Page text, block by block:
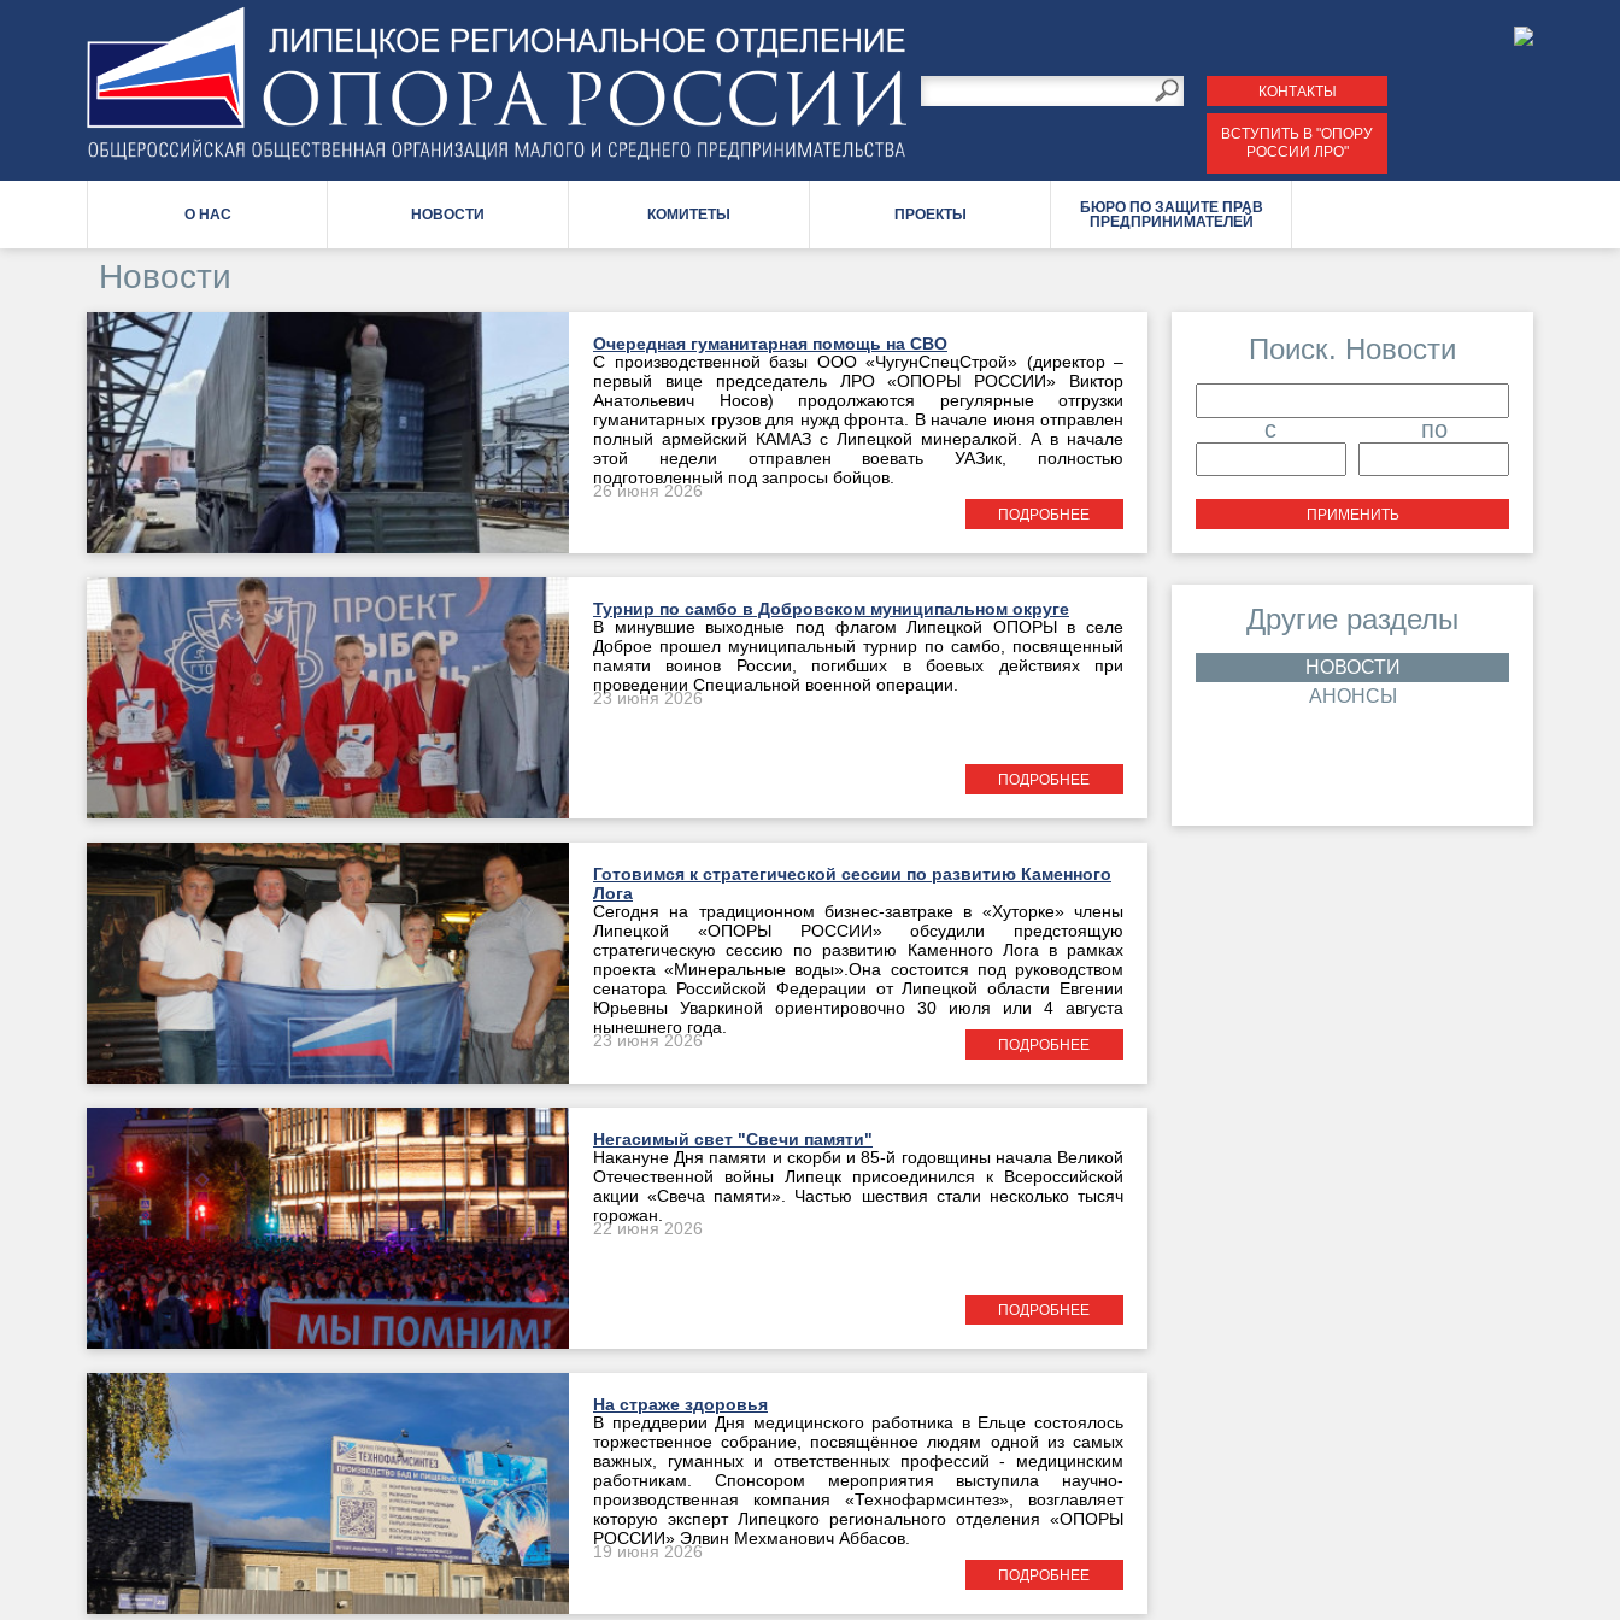
КОНТАКТЫ
ВСТУПИТЬ В "ОПОРУ
РОССИИ ЛРО"
О НАС НОВОСТИ КОМИТЕТЫ ПРОЕКТЫ
БЮРО ПО ЗАЩИТЕ ПРАВ
ПРЕДПРИНИМАТЕЛЕЙ
Новости
Поиск. Новости
c
по
Очередная гуманитарная помощь на СВО
С производственной базы ООО «ЧугунСпецСтрой» (директор –
первый вице председатель ЛРО «ОПОРЫ РОССИИ» Виктор
Анатольевич Носов) продолжаются регулярные отгрузки
гуманитарных грузов для нужд фронта. В начале июня отправлен
полный армейский КАМАЗ с Липецкой минералкой. А в начале
этой недели отправлен воевать УАЗик, полностью
подготовленный под запросы бойцов.
26 июня 2026
ПОДРОБНЕЕ
Турнир по самбо в Добровском муниципальном округе
В минувшие выходные под флагом Липецкой ОПОРЫ в селе
Доброе прошел муниципальный турнир по самбо, посвященный
памяти воинов России, погибших в боевых действиях при
проведении Специальной военной операции.
23 июня 2026
ПОДРОБНЕЕ
Готовимся к стратегической сессии по развитию Каменного
Лога
Сегодня на традиционном бизнес-завтраке в «Хуторке» члены
Липецкой «ОПОРЫ РОССИИ» обсудили предстоящую
стратегическую сессию по развитию Каменного Лога в рамках
проекта «Минеральные воды».Она состоится под руководством
сенатора Российской Федерации от Липецкой области Евгении
Юрьевны Уваркиной ориентировочно 30 июля или 4 августа
нынешнего года.
23 июня 2026 ПОДРОБНЕЕ
Негасимый свет "Свечи памяти"
Накануне Дня памяти и скорби и 85-й годовщины начала Великой
Отечественной войны Липецк присоединился к Всероссийской
акции «Свеча памяти». Частью шествия стали несколько тысяч
горожан.
22 июня 2026
ПОДРОБНЕЕ
На страже здоровья
В преддверии Дня медицинского работника в Ельце состоялось
торжественное собрание, посвящённое людям одной из самых
важных, гуманных и ответственных профессий - медицинским
работникам. Спонсором мероприятия выступила научно-
производственная компания «Технофармсинтез», возглавляет
которую эксперт Липецкого регионального отделения «ОПОРЫ
РОССИИ» Элвин Мехманович Аббасов.
19 июня 2026
ПОДРОБНЕЕ
Другие разделы
НОВОСТИ
АНОНСЫ